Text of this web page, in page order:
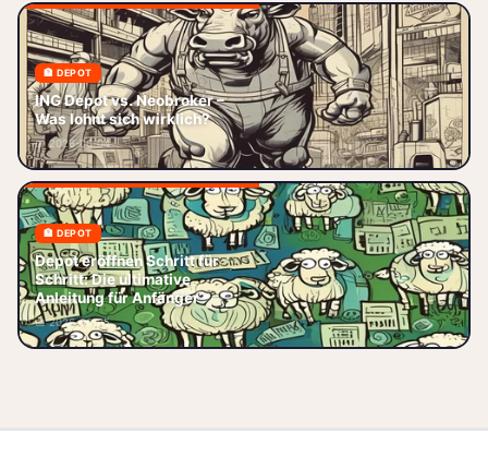
🏦 DEPOT
ING Depot vs. Neobroker –
Was lohnt sich wirklich?
📅 2026-06-04
ING Depot vs. Neobroker – Was
lohnt sich wirklich? ING Depot
vs. Neobroker – diese
Entscheidung stellen sich
aktuell ta
🏦 DEPOT
Depot eröffnen Schritt für
Schritt: Die ultimative
Anleitung für Anfänger
📅 2026-06-05
Depot eröffnen leicht gemacht –
Schritt‑für‑Schritt zum
passenden Broker, ETF‑Auswahl
und Steuertricks. Starte jetzt
dei